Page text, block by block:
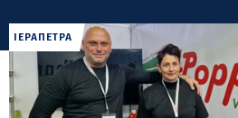
ΙΕΡΑΠΕΤΡΑ